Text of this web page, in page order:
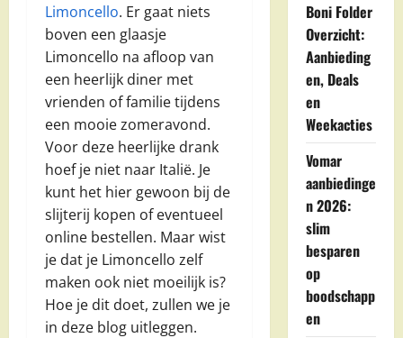
Limoncello. Er gaat niets
boven een glaasje
Limoncello na afloop van
een heerlijk diner met
vrienden of familie tijdens
een mooie zomeravond.
Voor deze heerlijke drank
hoef je niet naar Italië. Je
kunt het hier gewoon bij de
slijterij kopen of eventueel
online bestellen. Maar wist
je dat je Limoncello zelf
maken ook niet moeilijk is?
Hoe je dit doet, zullen we je
in deze blog uitleggen.
Boni Folder
Overzicht:
Aanbieding
en, Deals
en
Weekacties
Vomar
aanbiedinge
n 2026:
slim
besparen
op
boodschapp
en